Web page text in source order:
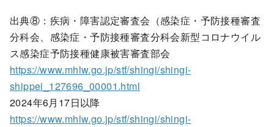
出典⑧：疾病・障害認定審査会（感染症・予防接種審査
分科会、感染症・予防接種審査分科会新型コロナウイル
ス感染症予防接種健康被害審査部会
https://www.mhlw.go.jp/stf/shingi/shingi-
shippei_127696_00001.html
2024年6月17日以降
https://www.mhlw.go.jp/stf/shingi/shingi-